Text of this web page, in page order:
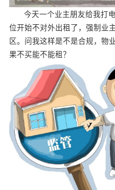
今天一个业主朋友给我打
位开始不对外出租了，强制业
区。问我这样是不是合规，物
果不买能不能租？